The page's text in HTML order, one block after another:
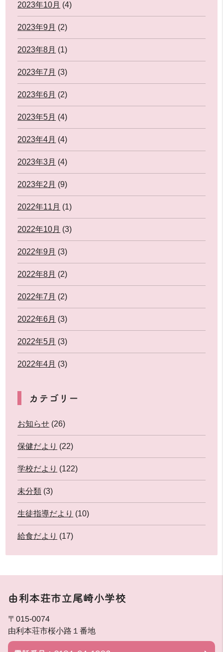
2023年10月 (4)
2023年9月 (2)
2023年8月 (1)
2023年7月 (3)
2023年6月 (2)
2023年5月 (4)
2023年4月 (4)
2023年3月 (4)
2023年2月 (9)
2022年11月 (1)
2022年10月 (3)
2022年9月 (3)
2022年8月 (2)
2022年7月 (2)
2022年6月 (3)
2022年5月 (3)
2022年4月 (3)
カテゴリー
お知らせ (26)
保健だより (22)
学校だより (122)
未分類 (3)
生徒指導だより (10)
給食だより (17)
由利本荘市立尾崎小学校
〒015-0074
由利本荘市桜小路１番地